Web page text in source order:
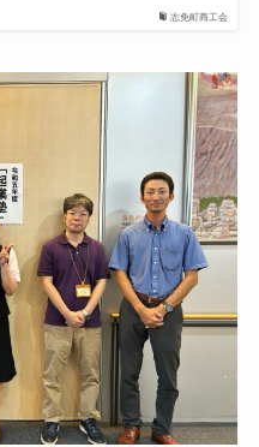
志免町商工会